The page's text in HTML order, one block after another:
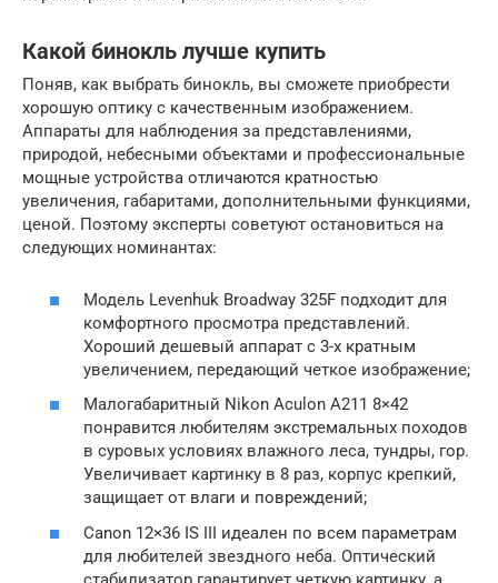
Какой бинокль лучше купить
Поняв, как выбрать бинокль, вы сможете приобрести
хорошую оптику с качественным изображением.
Аппараты для наблюдения за представлениями,
природой, небесными объектами и профессиональные
мощные устройства отличаются кратностью
увеличения, габаритами, дополнительными функциями,
ценой. Поэтому эксперты советуют остановиться на
следующих номинантах:
Модель Levenhuk Broadway 325F подходит для
комфортного просмотра представлений.
Хороший дешевый аппарат с 3-х кратным
увеличением, передающий четкое изображение;
Малогабаритный Nikon Aculon A211 8×42
понравится любителям экстремальных походов
в суровых условиях влажного леса, тундры, гор.
Увеличивает картинку в 8 раз, корпус крепкий,
защищает от влаги и повреждений;
Canon 12×36 IS III идеален по всем параметрам
для любителей звездного неба. Оптический